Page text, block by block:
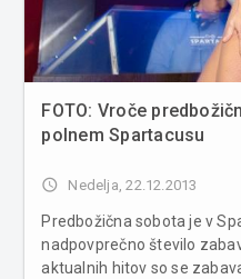
FOTO: Vroče
polnem Spartacusu
access_time Nedelja, 22.12.2013
Predbožična sobota je v
nadpovprečno število
aktualnih hitov so se